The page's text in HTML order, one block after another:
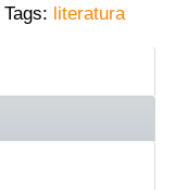
Tags: literatura